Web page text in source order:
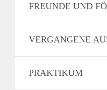
FREUNDE UND
VERGANGENE
PRAKTIKUM